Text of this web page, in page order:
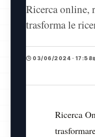
Ricerca online,
trasforma le
🕒 03/06/2024 · 17:58
Ricerca